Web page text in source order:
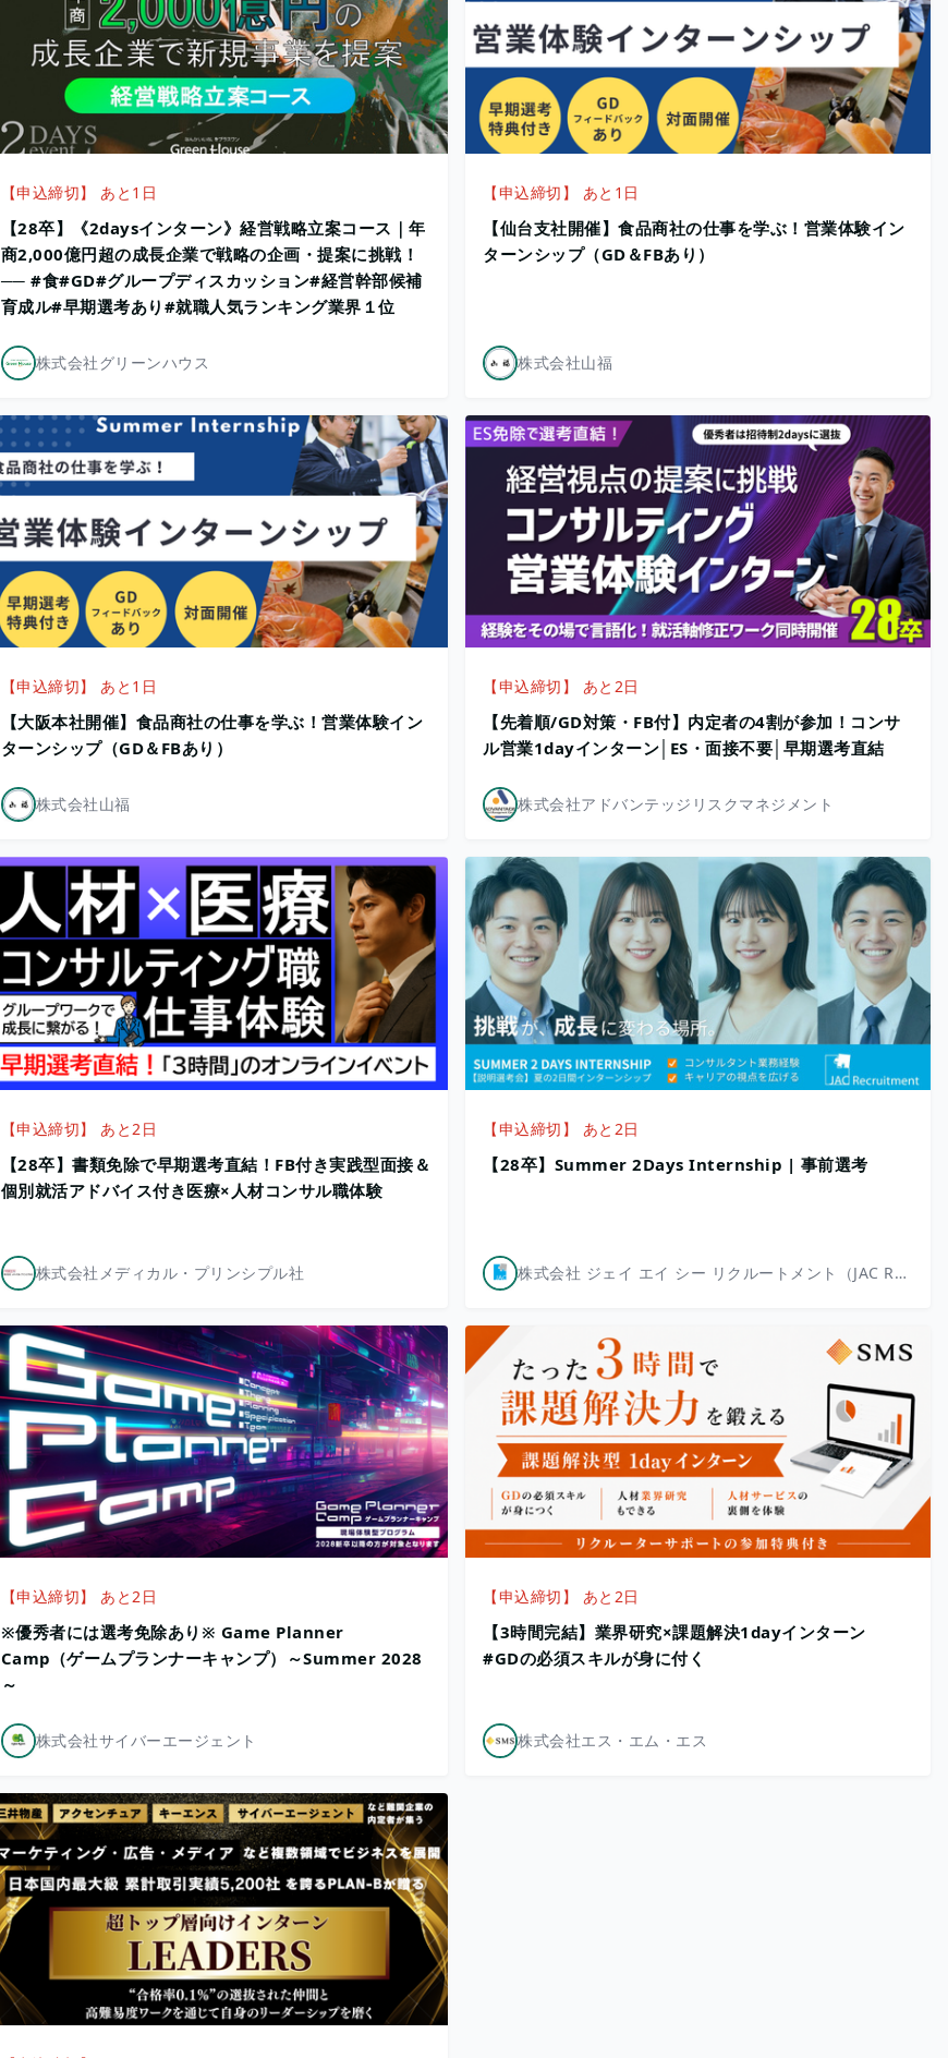
【申込締切】 あと1日
​【28卒】《2daysインターン》経営戦略立案コース｜年
商2,000億円超の成長企業で戦略の企画・提案に挑戦！
── #食#GD#グループディスカッション#経営幹部候補
育成ル#早期選考あり#就職人気ランキング業界１位
株式会社グリーンハウス
【申込締切】 あと1日
【仙台支社開催】食品商社の仕事を学ぶ！営業体験イン
ターンシップ（GD＆FBあり）
株式会社山福
【申込締切】 あと1日
【大阪本社開催】食品商社の仕事を学ぶ！営業体験イン
ターンシップ（GD＆FBあり）
株式会社山福
【申込締切】 あと2日
【先着順/GD対策・FB付】内定者の4割が参加！コンサ
ル営業1dayインターン│ES・面接不要│早期選考直結
株式会社アドバンテッジリスクマネジメント
【申込締切】 あと2日
【28卒】書類免除で早期選考直結！FB付き実践型面接＆
個別就活アドバイス付き医療×人材コンサル職体験
株式会社メディカル・プリンシプル社
【申込締切】 あと2日
【28卒】Summer 2Days Internship | 事前選考
株式会社 ジェイ エイ シー リクルートメント（JAC Recruitment）
【申込締切】 あと2日
※優秀者には選考免除あり※ Game Planner
Camp（ゲームプランナーキャンプ）～Summer 2028
～
株式会社サイバーエージェント
【申込締切】 あと2日
【3時間完結】業界研究×課題解決1dayインターン
#GDの必須スキルが身に付く
株式会社エス・エム・エス